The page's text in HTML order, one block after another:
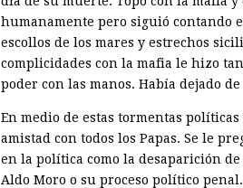
humanamente pero siguió contando
escollos de los mares y estrechos
complicidades con la mafia le hizo
poder con las manos. Había dejado
En medio de estas tormentas
amistad con todos los Papas. Se le
en la política como la desaparición
Aldo Moro o su proceso político